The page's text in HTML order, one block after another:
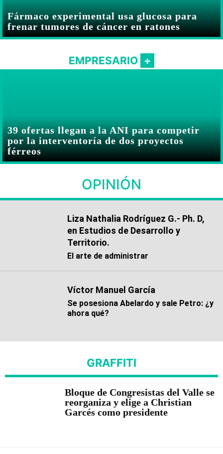
Fármaco experimental usa glucosa para
frenar tumores de cáncer en ratones
EMPRESARIO
39 ofertas llegan a la ANI para competir
por la interventoría de dos proyectos
férreos
OPINIÓN
Liza Nathalia Rodríguez G.- Ph. D,
en Estudios de Desarrollo y
Territorio.
El arte de administrar
Víctor Manuel García
Se posesiona Abelardo y sale Petro: ¿y
ahora qué?
GRAFFITI
Bloque de Congresistas del Valle se
reorganiza y elige a Christian
Garcés como presidente